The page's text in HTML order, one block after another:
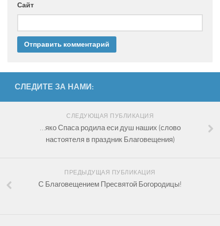
Сайт
СЛЕДИТЕ ЗА НАМИ:
СЛЕДУЮЩАЯ ПУБЛИКАЦИЯ
…яко Спаса родила еси душ наших (слово
настоятеля в праздник Благовещения)
ПРЕДЫДУЩАЯ ПУБЛИКАЦИЯ
С Благовещением Пресвятой Богородицы!